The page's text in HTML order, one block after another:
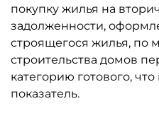
покупку жилья на
задолженности,
строящегося жилья, по
строительства домов
категорию готового,
показатель.